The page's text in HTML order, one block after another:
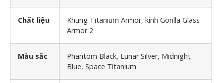
Chất liệu
Khung Titanium Armor, kính Gorilla Glass
Armor 2
Màu sắc
Phantom Black, Lunar Silver, Midnight
Blue, Space Titanium